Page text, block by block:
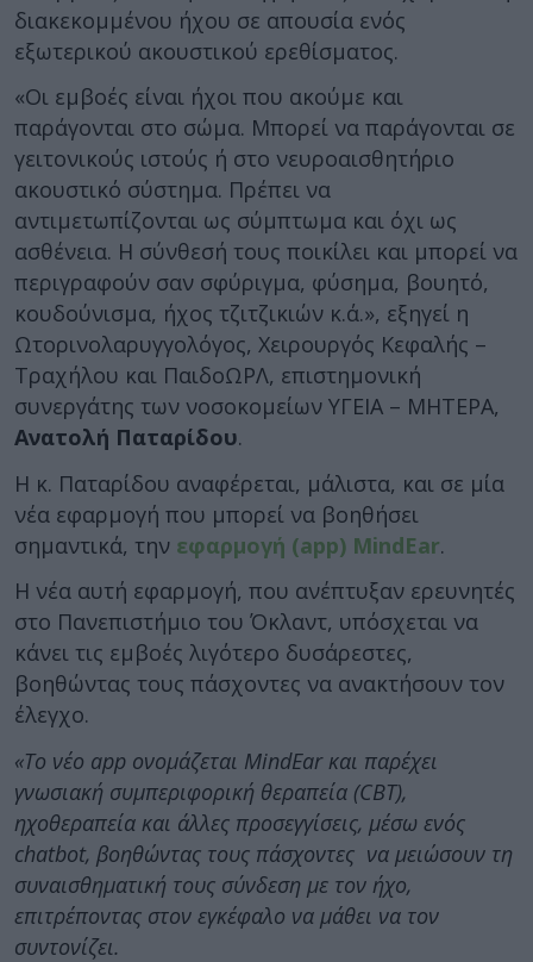
διακεκομμένου ήχου σε απουσία ενός
εξωτερικού ακουστικού ερεθίσματος.
«Οι εμβοές είναι ήχοι που ακούμε και
παράγονται στο σώμα. Μπορεί να παράγονται σε
γειτονικούς ιστούς ή στο νευροαισθητήριο
ακουστικό σύστημα. Πρέπει να
αντιμετωπίζονται ως σύμπτωμα και όχι ως
ασθένεια. Η σύνθεσή τους ποικίλει και μπορεί να
περιγραφούν σαν σφύριγμα, φύσημα, βουητό,
κουδούνισμα, ήχος τζιτζικιών κ.ά.», εξηγεί η
Ωτορινολαρυγγολόγος, Χειρουργός Κεφαλής –
Τραχήλου και ΠαιδοΩΡΛ, επιστημονική
συνεργάτης των νοσοκομείων ΥΓΕΙΑ – ΜΗΤΕΡΑ,
Ανατολή Παταρίδου.
Η κ. Παταρίδου αναφέρεται, μάλιστα, και σε μία
νέα εφαρμογή που μπορεί να βοηθήσει
σημαντικά, την εφαρμογή (app) MindEar.
Η νέα αυτή εφαρμογή, που ανέπτυξαν ερευνητές
στο Πανεπιστήμιο του Όκλαντ, υπόσχεται να
κάνει τις εμβοές λιγότερο δυσάρεστες,
βοηθώντας τους πάσχοντες να ανακτήσουν τον
έλεγχο.
«Το νέο app ονομάζεται MindEar και παρέχει
γνωσιακή συμπεριφορική θεραπεία (CBT),
ηχοθεραπεία και άλλες προσεγγίσεις, μέσω ενός
chatbot, βοηθώντας τους πάσχοντες να μειώσουν τη
συναισθηματική τους σύνδεση με τον ήχο,
επιτρέποντας στον εγκέφαλο να μάθει να τον
συντονίζει.